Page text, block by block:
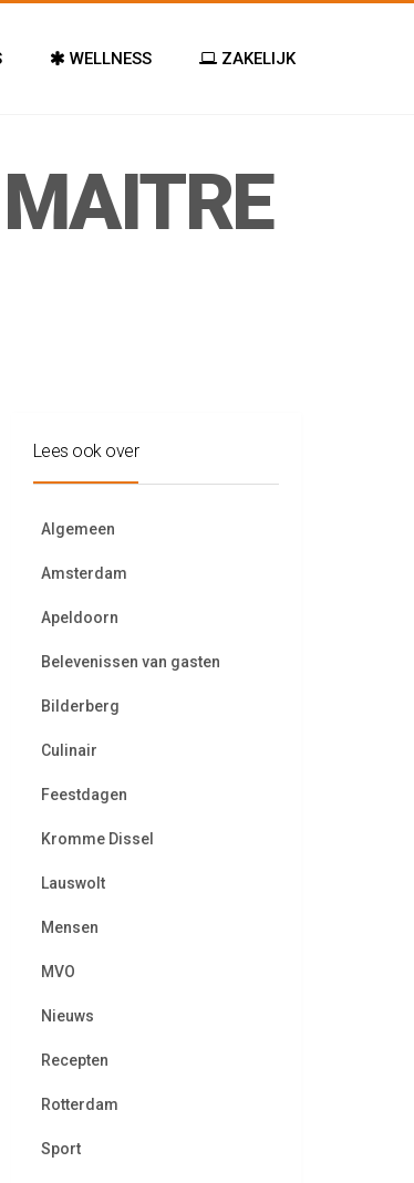
WELLNESS ZAKELIJK
Lees ook over
Algemeen
Amsterdam
Apeldoorn
Belevenissen van gasten
Bilderberg
Culinair
Feestdagen
Kromme Dissel
Lauswolt
Mensen
MVO
Nieuws
Recepten
Rotterdam
Sport